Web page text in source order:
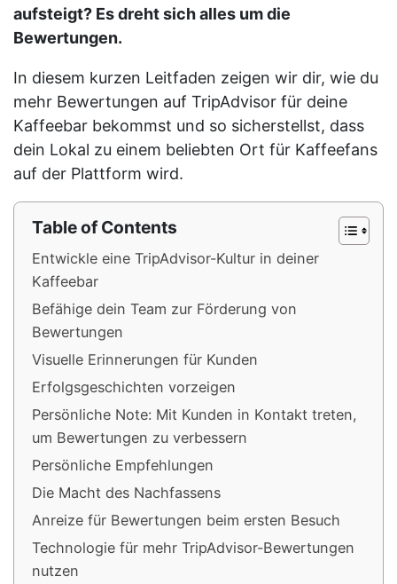
aufsteigt? Es dreht sich alles um die
Bewertungen.
In diesem kurzen Leitfaden zeigen wir dir, wie du
mehr Bewertungen auf TripAdvisor für deine
Kaffeebar bekommst und so sicherstellst, dass
dein Lokal zu einem beliebten Ort für Kaffeefans
auf der Plattform wird.
Table of Contents
Entwickle eine TripAdvisor-Kultur in deiner
Kaffeebar
Befähige dein Team zur Förderung von
Bewertungen
Visuelle Erinnerungen für Kunden
Erfolgsgeschichten vorzeigen
Persönliche Note: Mit Kunden in Kontakt treten,
um Bewertungen zu verbessern
Persönliche Empfehlungen
Die Macht des Nachfassens
Anreize für Bewertungen beim ersten Besuch
Technologie für mehr TripAdvisor-Bewertungen
nutzen